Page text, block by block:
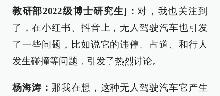
教研部2022级博士研究生]： 对，我也关注到
了，在小红书、抖音上，无人驾驶汽车也引发
了一些问题，比如说它的违停、占道、和行人
发生碰撞等问题，引发了热烈讨论。
杨海涛： 那我在想，这种无人驾驶汽车它产生